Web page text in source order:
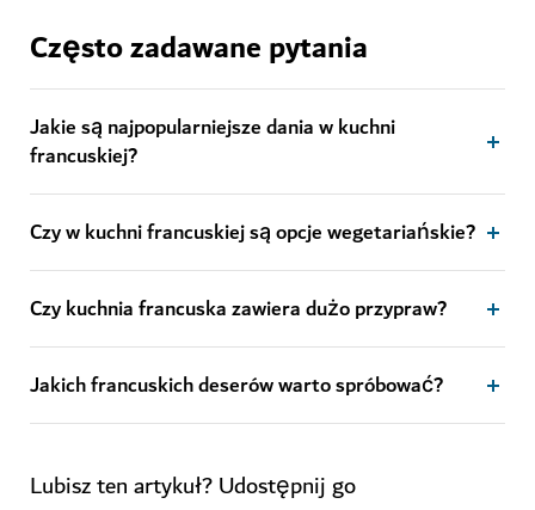
Często zadawane pytania
Jakie są najpopularniejsze dania w kuchni
francuskiej?
Czy w kuchni francuskiej są opcje wegetariańskie?
Czy kuchnia francuska zawiera dużo przypraw?
Jakich francuskich deserów warto spróbować?
Lubisz ten artykuł? Udostępnij go